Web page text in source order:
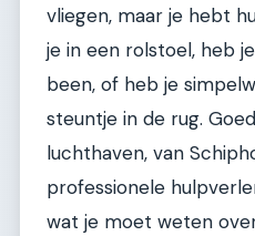
vliegen, maar je hebt
je in een rolstoel, heb
been, of heb je
steuntje in de rug.
luchthaven, van
professionele
wat je moet weten